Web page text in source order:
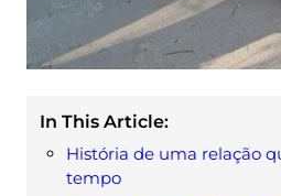
In This Article:
História de uma relação
tempo